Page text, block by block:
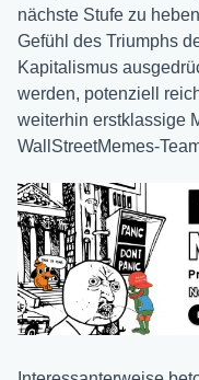
nächste Stufe zu
Gefühl des Triumphs
Kapitalismus
werden, potenziell
weiterhin erstklassige
WallStreetMemes-